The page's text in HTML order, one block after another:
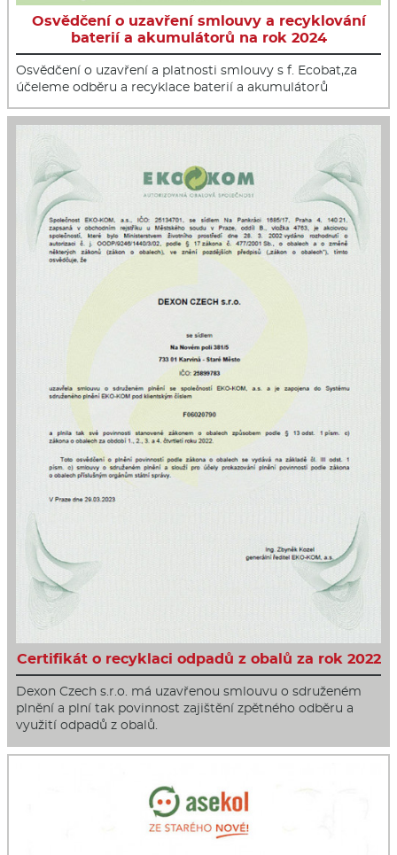
Osvědčení o uzavření smlouvy a recyklování
baterií a akumulátorů na rok 2024
Osvědčení o uzavření a platnosti smlouvy s f. Ecobat,za
účeleme odběru a recyklace baterií a akumulátorů
Certifikát o recyklaci odpadů z obalů za rok 2022
Dexon Czech s.r.o. má uzavřenou smlouvu o sdruženém
plnění a plní tak povinnost zajištění zpětného odběru a
využití odpadů z obalů.